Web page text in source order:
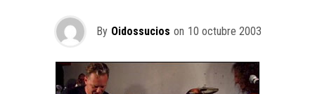
By Oidossucios on 10 octubre 2003